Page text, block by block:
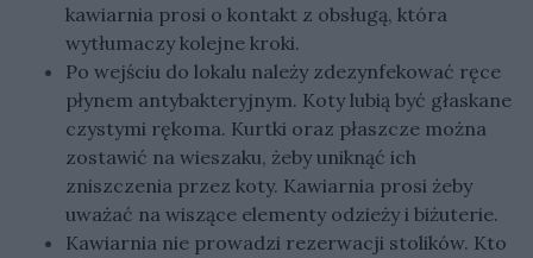
kawiarnia prosi o kontakt z obsługą, która
wytłumaczy kolejne kroki.
Po wejściu do lokalu należy zdezynfekować ręce
płynem antybakteryjnym. Koty lubią być głaskane
czystymi rękoma. Kurtki oraz płaszcze można
zostawić na wieszaku, żeby uniknąć ich
zniszczenia przez koty. Kawiarnia prosi żeby
uważać na wiszące elementy odzieży i biżuterie.
Kawiarnia nie prowadzi rezerwacji stolików. Kto